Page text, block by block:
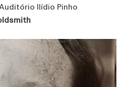
Ilídio Pinho